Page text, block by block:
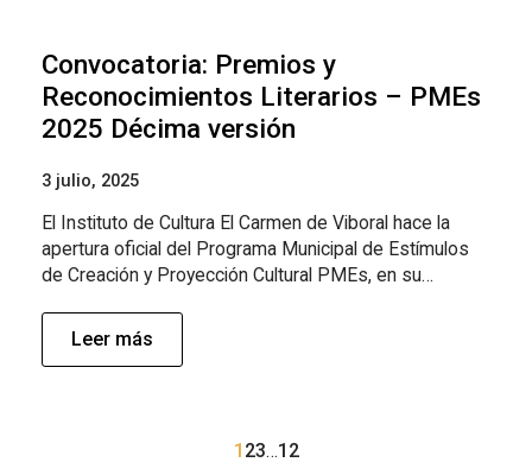
Convocatoria: Premios y
Reconocimientos Literarios – PMEs
2025 Décima versión
3 julio, 2025
El Instituto de Cultura El Carmen de Viboral hace la
apertura oficial del Programa Municipal de Estímulos
de Creación y Proyección Cultural PMEs, en su…
Leer más
1 23…12